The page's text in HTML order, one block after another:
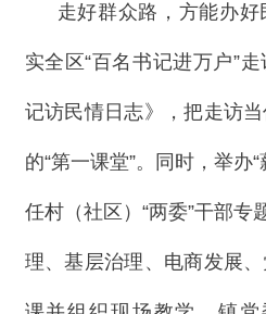
走好群众路，方能办
实全区“百名书记进万户”
记访民情日志》，把走访
的“第一课堂”。同时，举办
任村（社区）“两委”干部专
理、基层治理、电商发展